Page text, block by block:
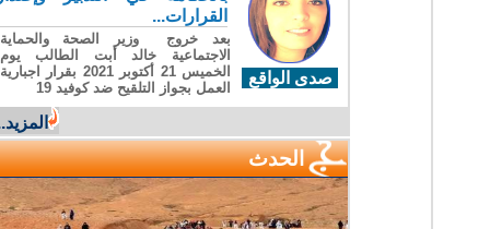
صدى الواقع
القرارات...
بعد خروج وزير الصحة والحماية
الاجتماعية خالد أبت الطالب يوم
الخميس 21 أكتوبر 2021 بقرار اجبارية
العمل بجواز التلقيح ضد كوفيد 19
المزيد...
الحدث